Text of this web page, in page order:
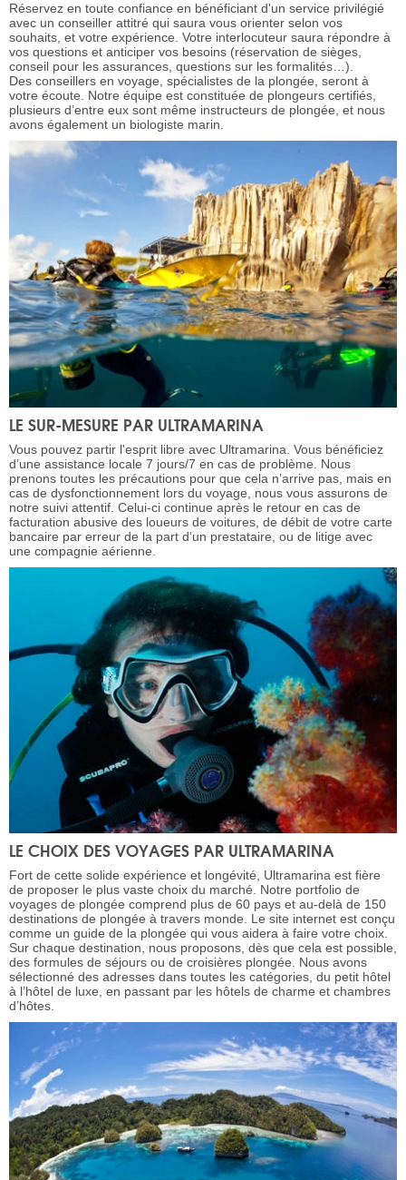
Réservez en toute confiance en bénéficiant d'un service privilégié
avec un conseiller attitré qui saura vous orienter selon vos
souhaits, et votre expérience. Votre interlocuteur saura répondre à
vos questions et anticiper vos besoins (réservation de sièges,
conseil pour les assurances, questions sur les formalités…).
Des conseillers en voyage, spécialistes de la plongée, seront à
votre écoute. Notre équipe est constituée de plongeurs certifiés,
plusieurs d’entre eux sont même instructeurs de plongée, et nous
avons également un biologiste marin.
LE SUR-MESURE PAR ULTRAMARINA
Vous pouvez partir l'esprit libre avec Ultramarina. Vous bénéficiez
d’une assistance locale 7 jours/7 en cas de problème. Nous
prenons toutes les précautions pour que cela n’arrive pas, mais en
cas de dysfonctionnement lors du voyage, nous vous assurons de
notre suivi attentif. Celui-ci continue après le retour en cas de
facturation abusive des loueurs de voitures, de débit de votre carte
bancaire par erreur de la part d’un prestataire, ou de litige avec
une compagnie aérienne.
LE CHOIX DES VOYAGES PAR ULTRAMARINA
Fort de cette solide expérience et longévité, Ultramarina est fière
de proposer le plus vaste choix du marché. Notre portfolio de
voyages de plongée comprend plus de 60 pays et au-delà de 150
destinations de plongée à travers monde. Le site internet est conçu
comme un guide de la plongée qui vous aidera à faire votre choix.
Sur chaque destination, nous proposons, dès que cela est possible,
des formules de séjours ou de croisières plongée. Nous avons
sélectionné des adresses dans toutes les catégories, du petit hôtel
à l’hôtel de luxe, en passant par les hôtels de charme et chambres
d’hôtes.